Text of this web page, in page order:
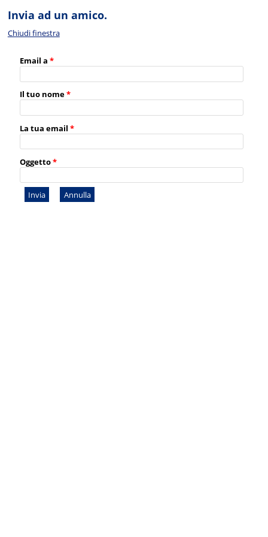
Invia ad un amico.
Chiudi finestra
Email a *
Il tuo nome*
La tua email *
Oggetto*
Invia Annulla